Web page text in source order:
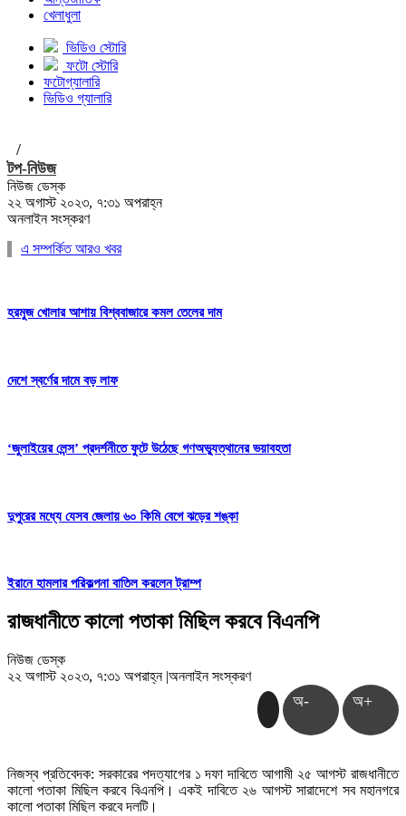
খেলাধুলা
ভিডিও স্টোরি
ফটো স্টোরি
ফটোগ্যালারি
ভিডিও গ্যালারি
/
টপ-নিউজ
নিউজ ডেস্ক
২২ অগাস্ট ২০২৩, ৭:৩১ অপরাহ্ন
অনলাইন সংস্করণ
এ সম্পর্কিত আরও খবর
হরমুজ খোলার আশায় বিশ্ববাজারে কমল তেলের দাম
দেশে স্বর্ণের দামে বড় লাফ
‘জুলাইয়ের লেন্স’ প্রদর্শনীতে ফুটে উঠেছে গণঅভ্যুত্থানের ভয়াবহতা
দুপুরের মধ্যে যেসব জেলায় ৬০ কিমি বেগে ঝড়ের শঙ্কা
ইরানে হামলার পরিকল্পনা বাতিল করলেন ট্রাম্প
রাজধানীতে কালো পতাকা মিছিল করবে বিএনপি
নিউজ ডেস্ক
২২ অগাস্ট ২০২৩, ৭:৩১ অপরাহ্ন |অনলাইন সংস্করণ
অ- অ+
নিজস্ব প্রতিবেদক: সরকারের পদত্যাগের ১ দফা দাবিতে আগামী ২৫ আগস্ট রাজধানীতে
কালো পতাকা মিছিল করবে বিএনপি। একই দাবিতে ২৬ আগস্ট সারাদেশে সব মহানগরে
কালো পতাকা মিছিল করবে দলটি।